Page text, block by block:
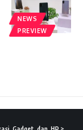
NEWS
PREVIEW
Gadget, dan, HP >